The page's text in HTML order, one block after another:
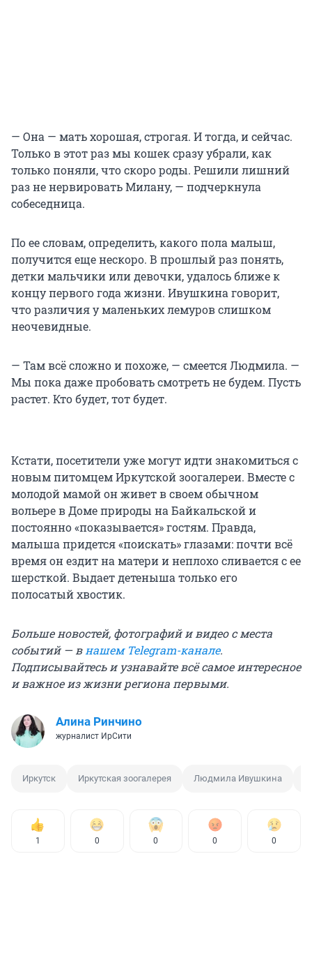
— Она — мать хорошая, строгая. И тогда, и сейчас.
Только в этот раз мы кошек сразу убрали, как
только поняли, что скоро роды. Решили лишний
раз не нервировать Милану, — подчеркнула
собеседница.
По ее словам, определить, какого пола малыш,
получится еще нескоро. В прошлый раз понять,
детки мальчики или девочки, удалось ближе к
концу первого года жизни. Ивушкина говорит,
что различия у маленьких лемуров слишком
неочевидные.
— Там всё сложно и похоже, — смеется Людмила. —
Мы пока даже пробовать смотреть не будем. Пусть
растет. Кто будет, тот будет.
Кстати, посетители уже могут идти знакомиться с
новым питомцем Иркутской зоогалереи. Вместе с
молодой мамой он живет в своем обычном
вольере в Доме природы на Байкальской и
постоянно «показывается» гостям. Правда,
малыша придется «поискать» глазами: почти всё
время он ездит на матери и неплохо сливается с ее
шерсткой. Выдает детеныша только его
полосатый хвостик.
Больше новостей, фотографий и видео с места
событий — внашем Telegram-канале.
Подписывайтесь и узнавайте всё самое интересное
и важное из жизни региона первыми.
Алина Ринчино
журналист ИрСити
Иркутск Иркутская зоогалерея Людмила Ивушкина
1 0 0 0 0